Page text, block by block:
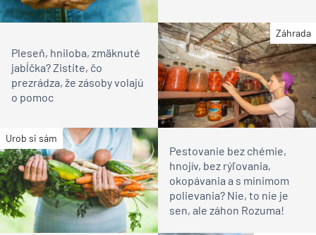
Záhrada
Pleseň, hniloba, zmäknuté
jabĺčka? Zistite, čo
prezrádza, že zásoby volajú
o pomoc
Urob si sám
Pestovanie bez chémie,
hnojív, bez rýľovania,
okopávania a s minimom
polievania? Nie, to nie je
sen, ale záhon Rozuma!